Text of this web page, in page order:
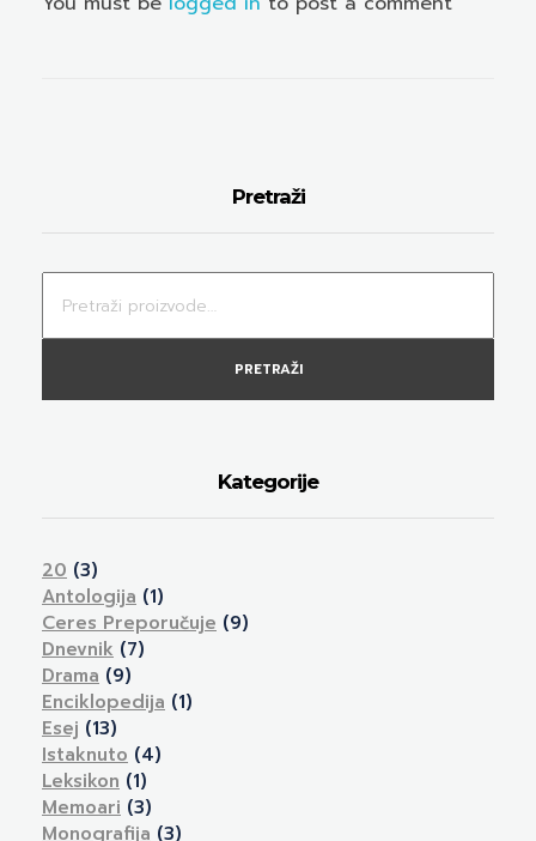
Pretraži
PRETRAŽI
Kategorije
20 (3)
Antologija (1)
Ceres Preporučuje (9)
Dnevnik (7)
Drama (9)
Enciklopedija (1)
Esej (13)
Istaknuto (4)
Leksikon (1)
Memoari (3)
Monografija (3)